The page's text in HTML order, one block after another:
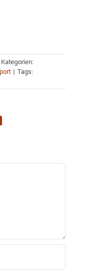
Kategorien:
| Tags: